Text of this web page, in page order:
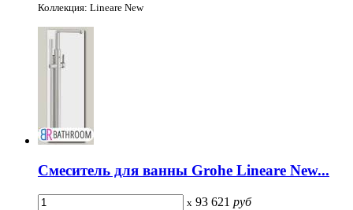
Коллекция: Lineare New
Смеситель для ванны Grohe Lineare New...
x 93 621 руб